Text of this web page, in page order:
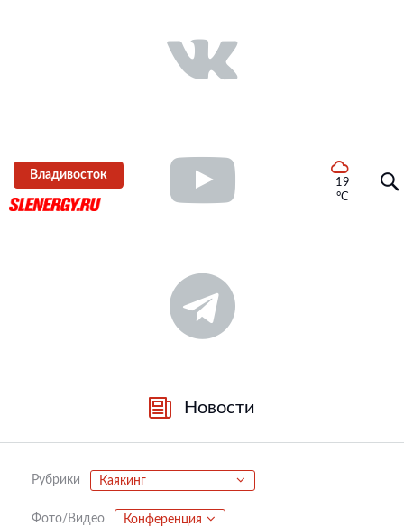
Владивосток
19
°C
Новости
Рубрики Каякинг
Фото/Видео Конференция